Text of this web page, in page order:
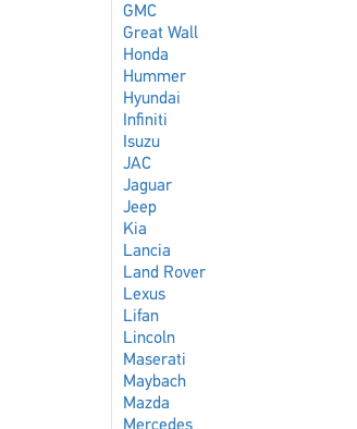
GMC
Great Wall
Honda
Hummer
Hyundai
Infiniti
Isuzu
JAC
Jaguar
Jeep
Kia
Lancia
Land Rover
Lexus
Lifan
Lincoln
Maserati
Maybach
Mazda